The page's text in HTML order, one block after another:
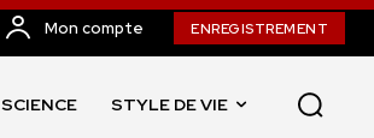
Mon compte ENREGISTREMENT
SCIENCE STYLE DE VIE